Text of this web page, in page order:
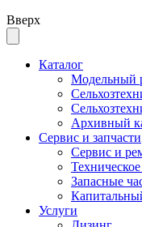
Вверх
Каталог
Модельный
Архивный
Сервис и запчасти
Сервис и
Запасные
Услуги